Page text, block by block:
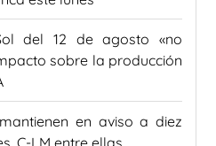
del 12 de agosto «no
sobre la producción
en aviso a diez
C-LM entre ellas